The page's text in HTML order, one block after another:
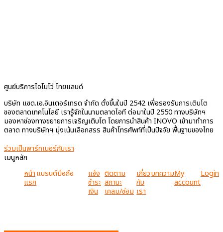
ศูนย์บริการไอโนโว่ ไทยแลนด์
บริษัท แซด.เอ.อินเตอร์เทรด จำกัด ตั้งขึ้นในปี 2542 เพื่อรองรับการเติบโต
ของตลาดเทคโนโลยี เรารู้จักในนามตลาดไอที ต่อมาในปี 2550 ทางบริษัทฯ
มองหาช่องทางขยายการเจริญเติบโต โดยการนำสินค้า INOVO เข้ามาทำการ
ตลาด ทางบริษัทฯ มุ่งเน้นเลือกสรร สินค้าโทรศัพท์ที่เป็นปัจจัย พื้นฐานของไทย
ร่วมเป็นพาร์ทเนอร์กับเรา
เมนูหลัก
หน้า
แรก
แบรนด์มือถือ
แจ้ง
ชำระ
เงิน
ติดตาม
สถานะ
เคลม/ซ่อม
เกี่ยว
กับ
เรา
บทความMy
account
Login